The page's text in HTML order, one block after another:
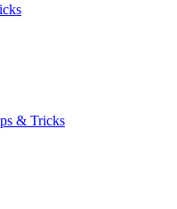
& Tricks